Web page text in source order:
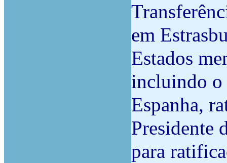
em
Estados
incluindo o
Espanha,
Presidente
para